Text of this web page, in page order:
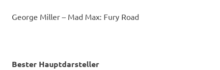
George Miller – Mad Max: Fury Road
Bester Hauptdarsteller